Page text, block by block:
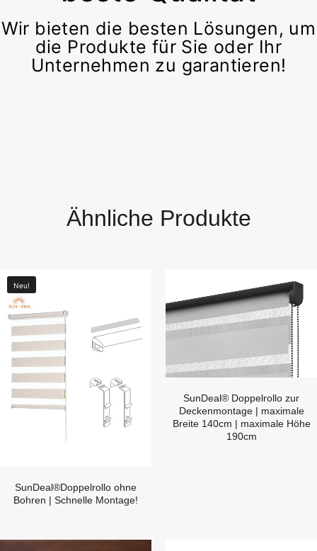
Wir bieten die besten Lösungen, um
die Produkte für Sie oder Ihr
Unternehmen zu garantieren!
Ähnliche Produkte
Neu!
SunDeal®Doppelrollo ohne
Bohren | Schnelle Montage!
SunDeal® Doppelrollo zur
Deckenmontage | maximale
Breite 140cm | maximale Höhe
190cm